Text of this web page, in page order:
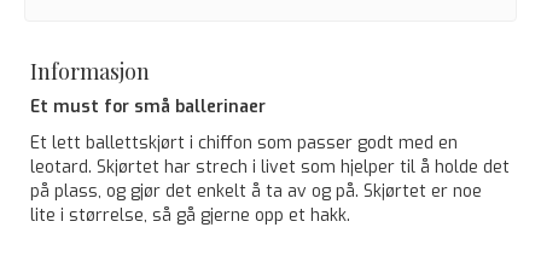
Informasjon
Et must for små ballerinaer
Et lett ballettskjørt i chiffon som passer godt med en
leotard. Skjørtet har strech i livet som hjelper til å holde det
på plass, og gjør det enkelt å ta av og på. Skjørtet er noe
lite i størrelse, så gå gjerne opp et hakk.